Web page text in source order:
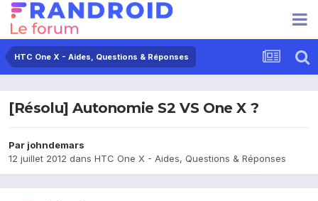
HTC One X - Aides, Questions & Réponses
[Résolu] Autonomie S2 VS One X ?
Par johndemars
12 juillet 2012 dans HTC One X - Aides, Questions & Réponses